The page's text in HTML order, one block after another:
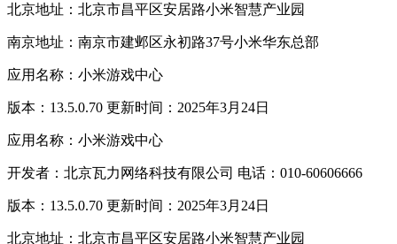
北京地址：北京市昌平区安居路小米智慧产业园
南京地址：南京市建邺区永初路37号小米华东总部
应用名称：小米游戏中心
版本：13.5.0.70 更新时间：2025年3月24日
应用名称：小米游戏中心
开发者：北京瓦力网络科技有限公司 电话：010-60606666
版本：13.5.0.70 更新时间：2025年3月24日
北京地址：北京市昌平区安居路小米智慧产业园